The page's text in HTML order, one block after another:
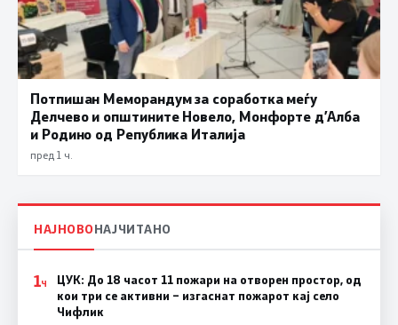
Потпишан Меморандум за соработка меѓу
Делчево и општините Новело, Монфорте д’Алба
и Родино од Република Италија
пред 1 ч.
НАЈНОВОНАЈЧИТАНО
1Ч
ЦУК: До 18 часот 11 пожари на отворен простор, од
кои три се активни – изгаснат пожарот кај село
Чифлик